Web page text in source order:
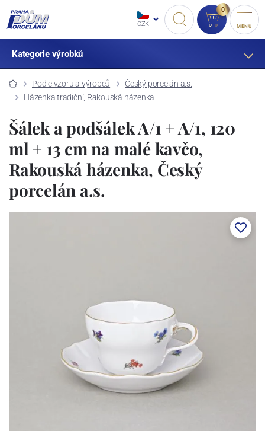
CZK
0
MENU
Kategorie výrobků
Podle vzoru a výrobců
Český porcelán a.s.
Házenka tradiční, Rakouská házenka
Šálek a podšálek A/1 + A/1, 120
ml + 13 cm na malé kavčo,
Rakouská házenka, Český
porcelán a.s.